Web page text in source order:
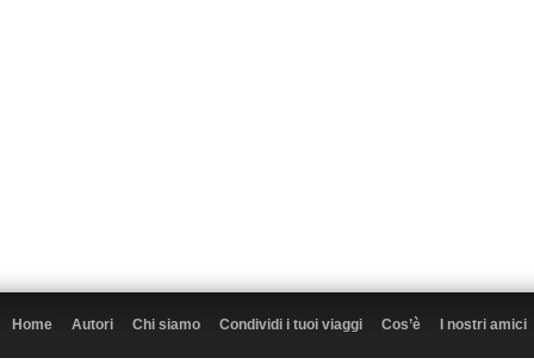
Home Autori Chi siamo Condividi i tuoi viaggi Cos’è I nostri amici